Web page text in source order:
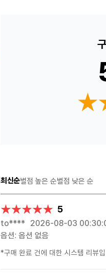
최신순별점 높은 순별점 낮은 순
★★★★★
★★★★★ 5
to**** 2026-08-03
옵션: 옵션 없음
*구매 완료 건에 대한 시스템 리뷰